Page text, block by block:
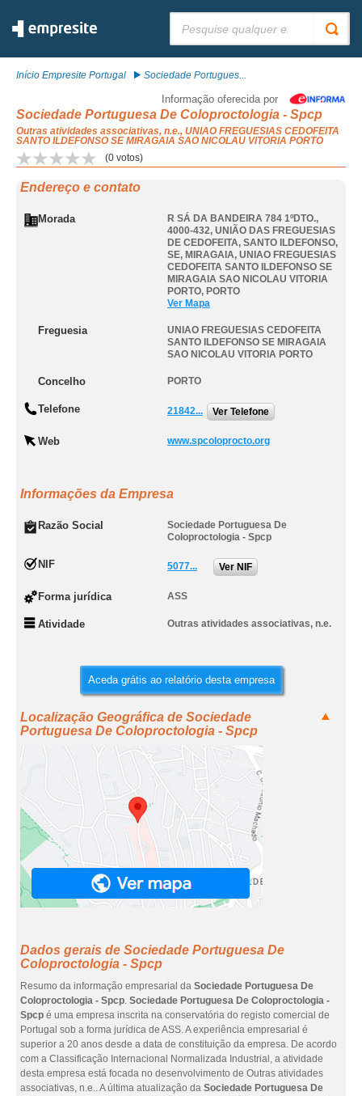
Início Empresite Portugal Sociedade Portugues...
Informação oferecida por
Sociedade Portuguesa De Coloproctologia - Spcp
Outras atividades associativas, n.e., UNIAO FREGUESIAS CEDOFEITA
SANTO ILDEFONSO SE MIRAGAIA SAO NICOLAU VITORIA PORTO
(0 votos)
Endereço e contato
Morada
R SÁ DA BANDEIRA 784 1ºDTO.,
4000-432, UNIÃO DAS FREGUESIAS
DE CEDOFEITA, SANTO ILDEFONSO,
SE, MIRAGAIA, UNIAO FREGUESIAS
CEDOFEITA SANTO ILDEFONSO SE
MIRAGAIA SAO NICOLAU VITORIA
PORTO, PORTO
Ver Mapa
Freguesia
UNIAO FREGUESIAS CEDOFEITA
SANTO ILDEFONSO SE MIRAGAIA
SAO NICOLAU VITORIA PORTO
Concelho PORTO
Telefone 21842... Ver Telefone
Web www.spcoloprocto.org
Informações da Empresa
Razão Social
Sociedade Portuguesa De
Coloproctologia - Spcp
NIF 5077... Ver NIF
Forma jurídica ASS
Atividade Outras atividades associativas, n.e.
Aceda grátis ao relatório desta empresa
Localização Geográfica de Sociedade
Portuguesa De Coloproctologia - Spcp
Dados gerais de Sociedade Portuguesa De
Coloproctologia - Spcp
Resumo da informação empresarial da Sociedade Portuguesa De
Coloproctologia - Spcp. Sociedade Portuguesa De Coloproctologia -
Spcp é uma empresa inscrita na conservatória do registo comercial de
Portugal sob a forma jurídica de ASS. A experiência empresarial é
superior a 20 anos desde a data de constituição da empresa. De acordo
com a Classificação Internacional Normalizada Industrial, a atividade
desta empresa está focada no desenvolvimento de Outras atividades
associativas, n.e.. A última atualização da Sociedade Portuguesa De